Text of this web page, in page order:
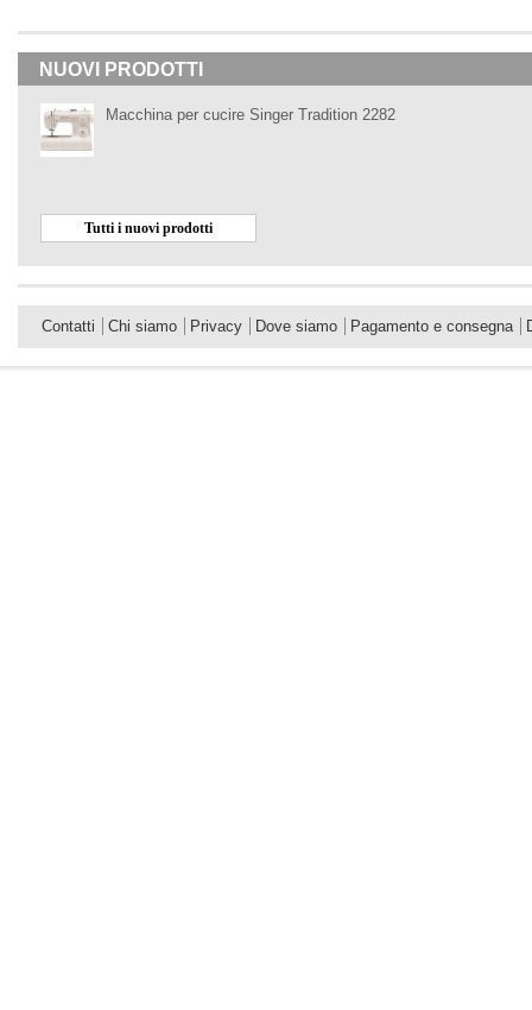
NUOVI PRODOTTI
Macchina per cucire Singer Tradition 2282
Tutti i nuovi prodotti
Contatti Chi siamo Privacy Dove siamo Pagamento e consegna